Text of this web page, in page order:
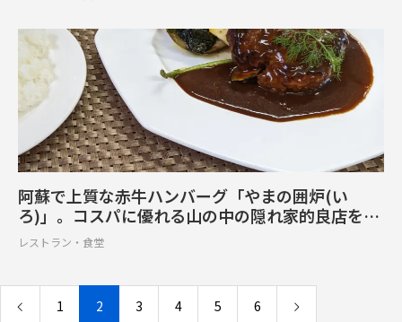
阿蘇で上質な赤牛ハンバーグ「やまの囲炉(い
ろ)」。コスパに優れる山の中の隠れ家的良店を発
見【阿蘇郡西原村】
レストラン・食堂
1 2 3 4 5 6